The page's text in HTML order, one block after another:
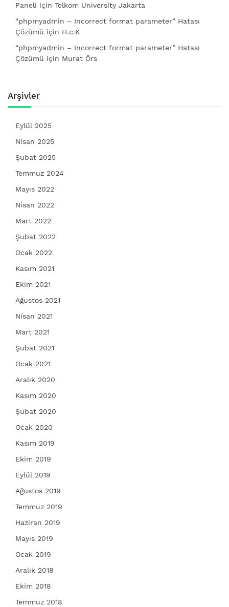
Paneli için Telkom University Jakarta
“phpmyadmin – Incorrect format parameter” Hatası
Çözümü için H.c.K
“phpmyadmin – Incorrect format parameter” Hatası
Çözümü için Murat Örs
Arşivler
Eylül 2025
Nisan 2025
Şubat 2025
Temmuz 2024
Mayıs 2022
Nisan 2022
Mart 2022
Şubat 2022
Ocak 2022
Kasım 2021
Ekim 2021
Ağustos 2021
Nisan 2021
Mart 2021
Şubat 2021
Ocak 2021
Aralık 2020
Kasım 2020
Şubat 2020
Ocak 2020
Kasım 2019
Ekim 2019
Eylül 2019
Ağustos 2019
Temmuz 2019
Haziran 2019
Mayıs 2019
Ocak 2019
Aralık 2018
Ekim 2018
Temmuz 2018